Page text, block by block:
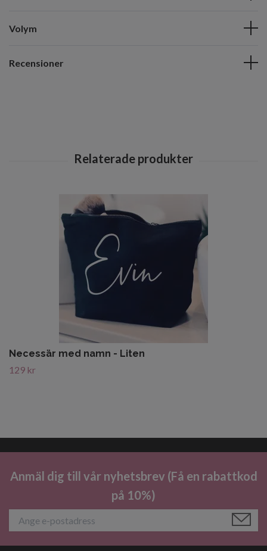
Volym
Recensioner
Necessär med namn - Liten
129 kr
Anmäl dig till vår nyhetsbrev (Få en rabattkod
på 10%)